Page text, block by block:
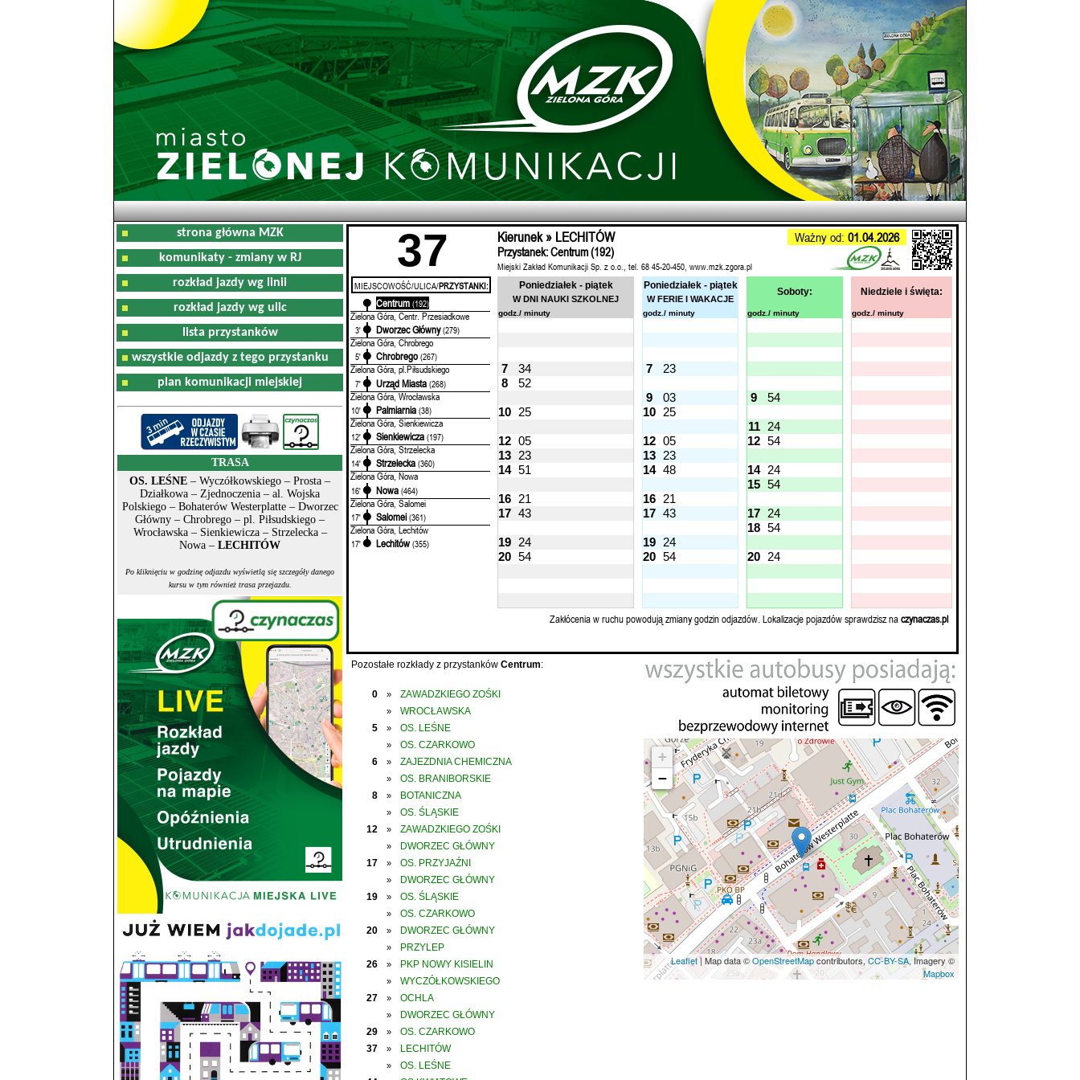
strona główna MZK
komunikaty - zmiany w RJ
rozkład jazdy wg linii
rozkład jazdy wg ulic
lista przystanków
wszystkie odjazdy z tego przystanku
plan komunikacji miejskiej
TRASA
OS. LEŚNE – Wyczółkowskiego – Prosta –
Działkowa – Zjednoczenia – al. Wojska
Polskiego – Bohaterów Westerplatte – Dworzec
Główny – Chrobrego – pl. Piłsudskiego –
Wrocławska – Sienkiewicza – Strzelecka –
Nowa – LECHITÓW
Po kliknięciu w godzinę odjazdu wyświetlą się szczegóły danego
kursu w tym również trasa przejazdu.
37 Kierunek » LECHITÓW Ważny od: 01.04.2026
Przystanek: Centrum (192)
Miejski Zakład Komunikacji Sp. z o.o., tel. 68 45-20-450, www.mzk.zgora.pl
MIEJSCOWOŚĆ/ULICA/PRZYSTANKI:
Centrum (192)
Zielona Góra, Centr. Przesiadkowe
3' Dworzec Główny (279)
Zielona Góra, Chrobrego
5' Chrobrego (267)
Zielona Góra, pl.Piłsudskiego
7' Urząd Miasta (268)
Zielona Góra, Wrocławska
10' Palmiarnia (38)
Zielona Góra, Sienkiewicza
12' Sienkiewicza (197)
Zielona Góra, Strzelecka
14' Strzelecka (360)
Zielona Góra, Nowa
16' Nowa (464)
Zielona Góra, Salomei
17' Salomei (361)
Zielona Góra, Lechitów
17' Lechitów (355)
Poniedziałek - piątek
W DNI NAUKI SZKOLNEJ
Poniedziałek - piątek
W FERIE I WAKACJE
Soboty: Niedziele i święta:
godz./ minuty godz./ minuty godz./ minuty godz./ minuty
7 34 7
23
8
52
9
03 9
54
10 25 10 25
11
24
12 05 12 05 12 54
13 23 13 23
14 51 14 48 14 24
15 54
16 21 16 21
17 43 17 43 17 24
18 54
19 24 19 24
20 54 20 54 20 24
Zakłócenia w ruchu powodują zmiany godzin odjazdów. Lokalizacje pojazdów sprawdzisz naczynaczas.pl
Pozostałe rozkłady z przystanków Centrum:
0 » ZAWADZKIEGO ZOŚKI
»
WROCŁAWSKA
5
» OS. LEŚNE
»
OS. CZARKOWO
6
» ZAJEZDNIA CHEMICZNA
»
OS. BRANIBORSKIE
8
» BOTANICZNA
»
OS. ŚLĄSKIE
12
» ZAWADZKIEGO ZOŚKI
»
DWORZEC GŁÓWNY
17
» OS. PRZYJAŹNI
»
DWORZEC GŁÓWNY
19
» OS. ŚLĄSKIE
»
OS. CZARKOWO
20
» DWORZEC GŁÓWNY
»
PRZYLEP
26
» PKP NOWY KISIELIN
»
WYCZÓŁKOWSKIEGO
27
» OCHLA
»
DWORZEC GŁÓWNY
29
»
OS. CZARKOWO
37
» LECHITÓW
»
OS. LEŚNE
+
−
Leaflet| Map data ©OpenStreetMapcontributors, CC-BY-SA, Imagery ©
Mapbox